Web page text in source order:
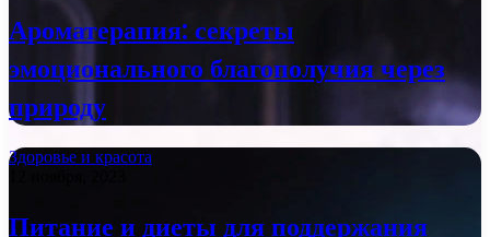
Ароматерапия: секреты
эмоционального благополучия через
природу
Здоровье и красота
Питание и диеты для поддержания